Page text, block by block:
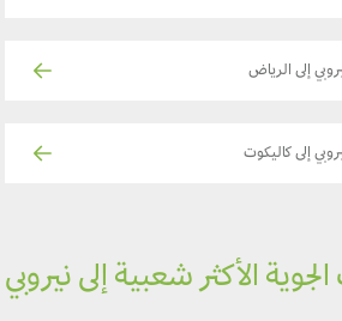
إلى الرياض
إلى كاليكوت
الأكثر شعبية إلى نيروبي